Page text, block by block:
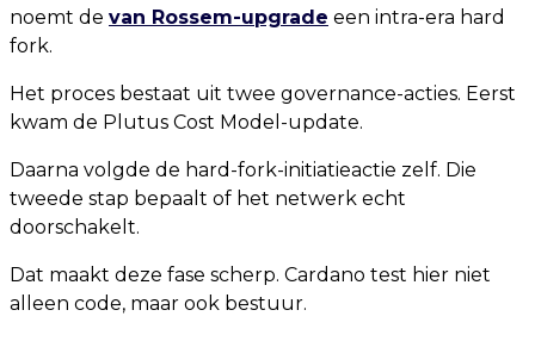
noemt de van Rossem-upgrade een intra-era hard
fork.
Het proces bestaat uit twee governance-acties. Eerst
kwam de Plutus Cost Model-update.
Daarna volgde de hard-fork-initiatieactie zelf. Die
tweede stap bepaalt of het netwerk echt
doorschakelt.
Dat maakt deze fase scherp. Cardano test hier niet
alleen code, maar ook bestuur.